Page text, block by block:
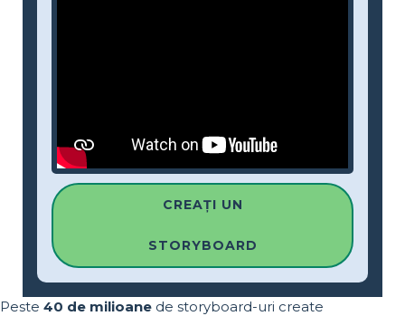
CREAȚI UN
STORYBOARD
Peste 40 de milioane de storyboard-uri create